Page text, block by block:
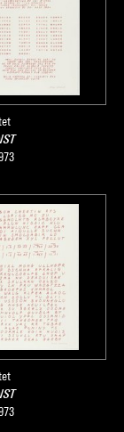
en
en 2006, à
STUK de